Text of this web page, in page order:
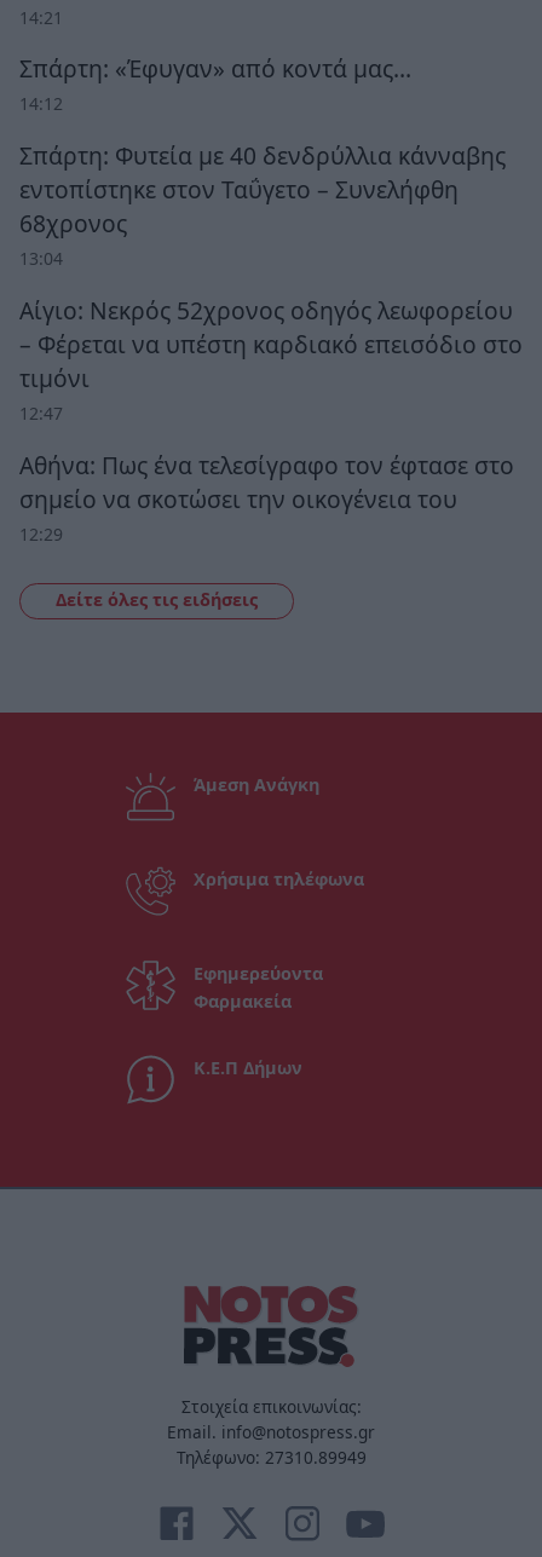
14:21
Σπάρτη: «Έφυγαν» από κοντά μας…
14:12
Σπάρτη: Φυτεία με 40 δενδρύλλια κάνναβης
εντοπίστηκε στον Ταΰγετο – Συνελήφθη
68χρονος
13:04
Αίγιο: Νεκρός 52χρονος οδηγός λεωφορείου
– Φέρεται να υπέστη καρδιακό επεισόδιο στο
τιμόνι
12:47
Αθήνα: Πως ένα τελεσίγραφο τον έφτασε στο
σημείο να σκοτώσει την οικογένεια του
12:29
Δείτε όλες τις ειδήσεις
Άμεση Ανάγκη
Χρήσιμα τηλέφωνα
Εφημερεύοντα
Φαρμακεία
Κ.Ε.Π Δήμων
Στοιχεία επικοινωνίας:
Email. info@notospress.gr
Τηλέφωνο: 27310.89949